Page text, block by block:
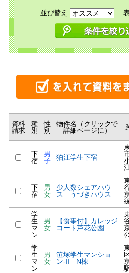
並び替え 表
資料
請求
種
別
性
別
物件名（クリックで
詳細ページに）
下
宿
男
子
狛江学生下宿
下
宿
男
女
少人数シェアハウ
ス うづきハウス
学
生
マ
ン
男
女
【食事付】カレッジ
コート芦花公園
学
生
マ
ン
男
女
笹塚学生マンショ
ン-II N棟